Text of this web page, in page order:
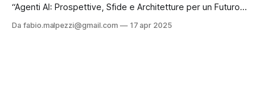
chiave nei
“Agenti AI: Prospettive, Sfide e Architetture per un Futuro
liberamente in fondo alla pagina. ✉️ Se ti va, registrati
Da fabio.malpezzi@gmail.com 17 apr 2025